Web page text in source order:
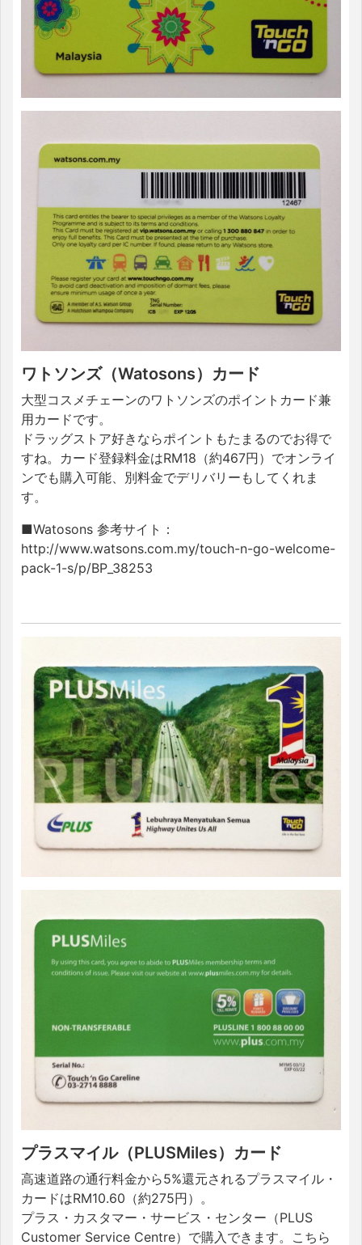
ワトソンズ（Watosons）カード
大型コスメチェーンのワトソンズのポイントカード兼
用カードです。
ドラッグストア好きならポイントもたまるのでお得で
すね。カード登録料金はRM18（約467円）でオンライ
ンでも購入可能、別料金でデリバリーもしてくれま
す。
■Watosons 参考サイト：
http://www.watsons.com.my/touch-n-go-welcome-
pack-1-s/p/BP_38253
プラスマイル（PLUSMiles）カード
高速道路の通行料金から5%還元されるプラスマイル・
カードはRM10.60（約275円）。
プラス・カスタマー・サービス・センター（PLUS
Customer Service Centre）で購入できます。こちら